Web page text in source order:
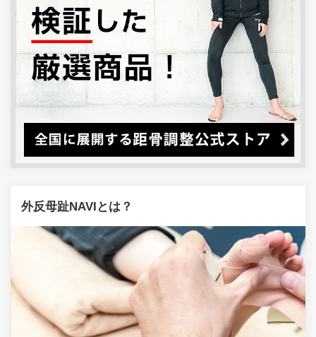
外反母趾NAVIとは？